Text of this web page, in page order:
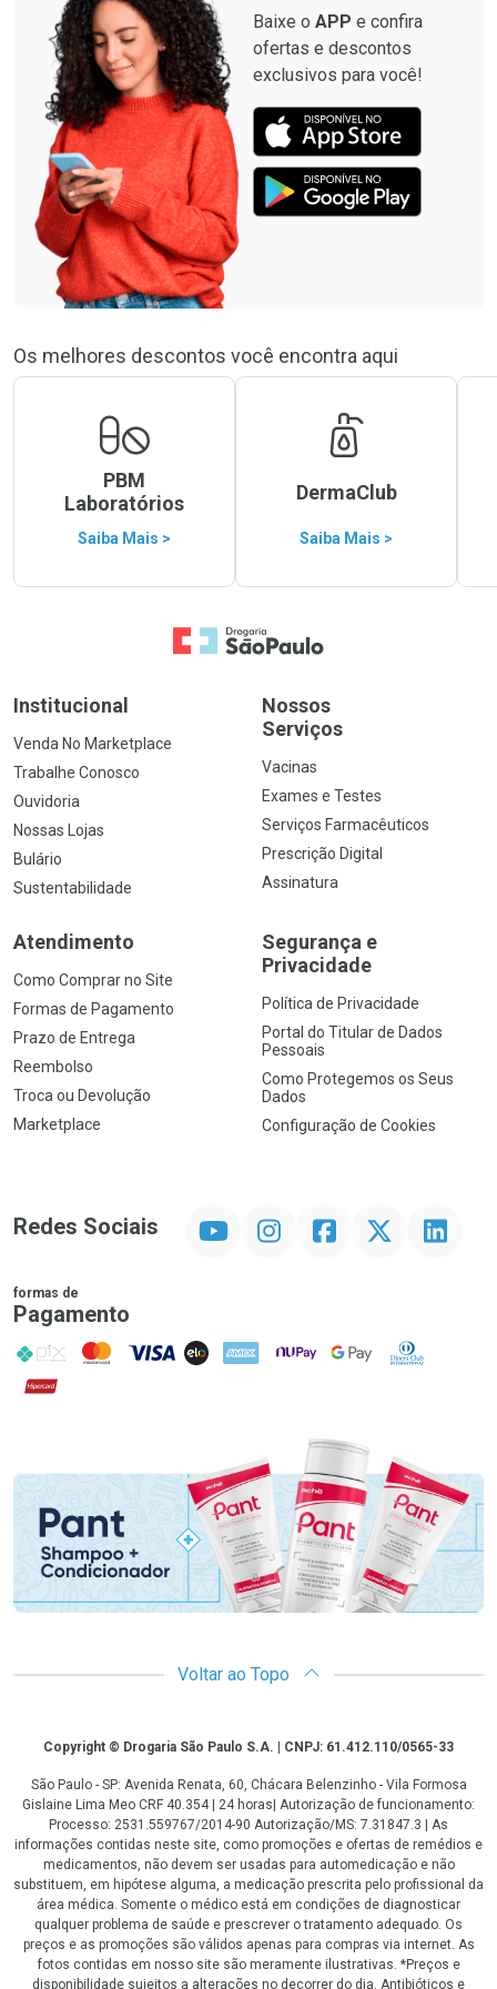
Baixe o APP e confira
ofertas e descontos
exclusivos para você!
Os melhores descontos você encontra aqui
PBM
Laboratórios
Saiba Mais >
DermaClub
Saiba Mais >
Ir para a Home
Institucional
Venda No Marketplace
Trabalhe Conosco
Ouvidoria
Nossas Lojas
Bulário
Sustentabilidade
Nossos
Serviços
Vacinas
Exames e Testes
Serviços Farmacêuticos
Prescrição Digital
Assinatura
Atendimento
Como Comprar no Site
Formas de Pagamento
Prazo de Entrega
Reembolso
Troca ou Devolução
Marketplace
Segurança e
Privacidade
Política de Privacidade
Portal do Titular de Dados
Pessoais
Como Protegemos os Seus
Dados
Configuração de Cookies
Redes Sociais InstagramFacebook Linkedin
formas de
Pagamento
PIX MasterCard
VISA ELO AMEX NuPay Google PayDiners Club
Hipercard
Promoção em Destaque
Voltar ao Topo
CopyrightCopyright © Drogaria São Paulo S.A. | CNPJ: 61.412.110/0565-33
São Paulo - SP: Avenida Renata, 60, Chácara Belenzinho - Vila Formosa
Gislaine Lima Meo CRF 40.354 | 24 horas| Autorização de funcionamento:
Processo: 2531.559767/2014-90 Autorização/MS: 7.31847.3 | As
informações contidas neste site, como promoções e ofertas de remédios e
medicamentos, não devem ser usadas para automedicação e não
substituem, em hipótese alguma, a medicação prescrita pelo profissional da
área médica. Somente o médico está em condições de diagnosticar
qualquer problema de saúde e prescrever o tratamento adequado. Os
preços e as promoções são válidos apenas para compras via internet. As
fotos contidas em nosso site são meramente ilustrativas. *Preços e
disponibilidade sujeitos a alterações no decorrer do dia. Antibióticos e